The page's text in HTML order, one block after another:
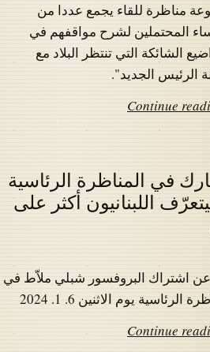
مناظرة للقاء يجمع عددا من
المحتملين لشرح مواقفهم في
الشائكة التي تنتظر البلاد مع
الرئيس الجديد".
Continue
في المناظرة الرئاسية
اللبنانيون أكثر على
عن اشتراك البروفسور شبلي ملاّط في
الرئاسية يوم الاثنين 6. 1. 2024
Continue